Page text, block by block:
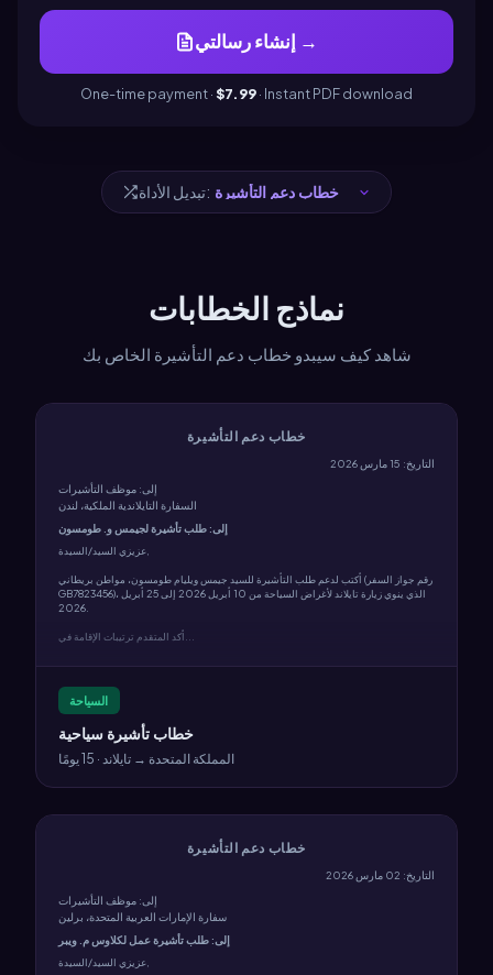
إنشاء رسالتي →
One-time payment ·$7.99· Instant PDF download
تبديل الأداة:
نماذج الخطابات
شاهد كيف سيبدو خطاب دعم التأشيرة الخاص بك
خطاب دعم التأشيرة
التاريخ: 15 مارس 2026
إلى: موظف التأشيرات
السفارة التايلاندية الملكية، لندن
إلى: طلب تأشيرة لجيمس و. طومسون
أكتب لدعم طلب التأشيرة للسيد جيمس ويليام طومسون، مواطن بريطاني (رقم جواز السفر
GB7823456)، الذي ينوي زيارة تايلاند لأغراض السياحة من 10 أبريل 2026 إلى 25 أبريل
السياحة
خطاب تأشيرة سياحية
المملكة المتحدة → تايلاند · 15 يومًا
خطاب دعم التأشيرة
التاريخ: 02 مارس 2026
إلى: موظف التأشيرات
سفارة الإمارات العربية المتحدة، برلين
إلى: طلب تأشيرة عمل لكلاوس م. ويبر